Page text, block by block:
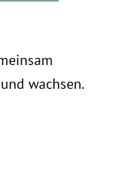
wachsen.